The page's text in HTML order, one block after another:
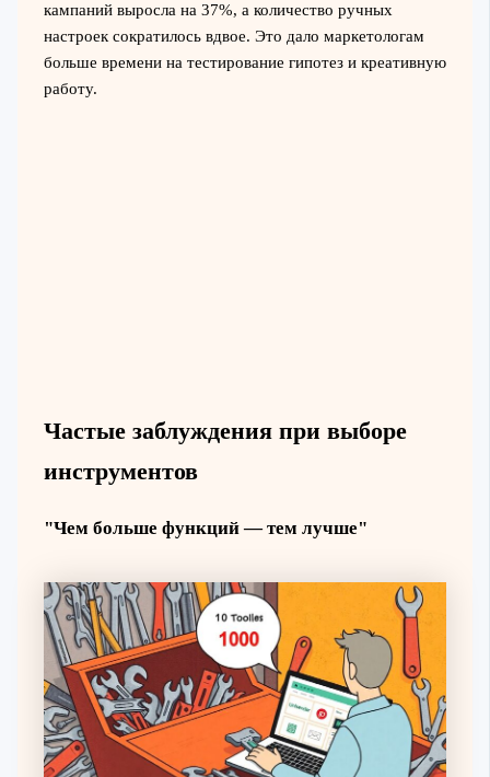
кампаний выросла на 37%, а количество ручных
настроек сократилось вдвое. Это дало маркетологам
больше времени на тестирование гипотез и креативную
работу.
Частые заблуждения при выборе
инструментов
"Чем больше функций — тем лучше"